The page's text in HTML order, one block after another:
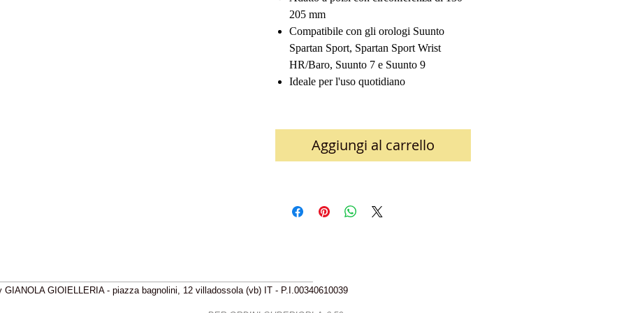
205 mm
Compatibile con gli orologi Suunto
Spartan Sport, Spartan Sport Wrist
HR/Baro, Suunto 7 e Suunto 9
Ideale per l'uso quotidiano
Aggiungi al carrello
GIANOLA GIOIELLERIA - piazza bagnolini, 12 villadossola (vb) IT - P.I.00340610039